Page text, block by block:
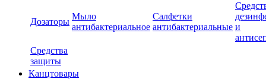
Дозаторы
Мыло
антибактериальное
Салфетки
антибактериальные и
Средства
защиты
Канцтовары